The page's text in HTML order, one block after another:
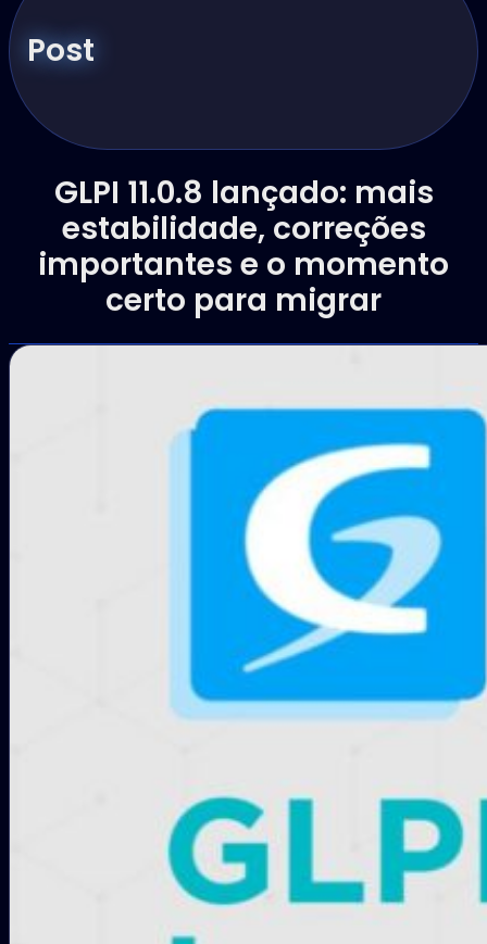
Post
GLPI 11.0.8 lançado: mais
estabilidade, correções
importantes e o momento
certo para migrar